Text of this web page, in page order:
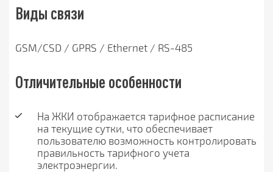
Виды связи
GSM/CSD / GPRS / Ethernet / RS-485
Отличительные особенности
На ЖКИ отображается тарифное расписание
на текущие сутки, что обеспечивает
пользователю возможность контролировать
правильность тарифного учета
электроэнергии.